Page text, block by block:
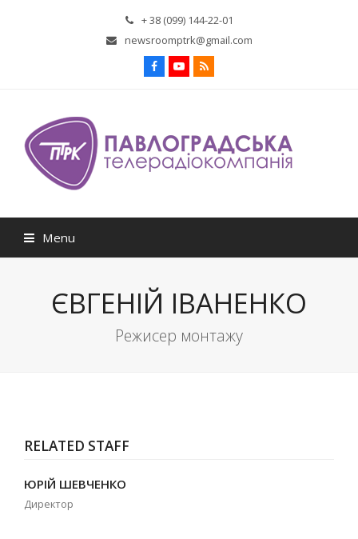
+ 38 (099) 144-22-01
newsroomptrk@gmail.com
Facebook
Youtube
RSS
Menu
ЄВГЕНІЙ ІВАНЕНКО
Режисер монтажу
RELATED STAFF
ЮРІЙ ШЕВЧЕНКО
Директор